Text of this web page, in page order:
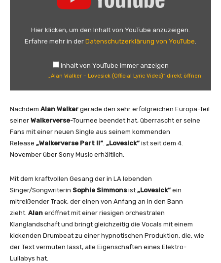
–
L
o
v
e
Hier klicken, um den Inhalt von YouTube anzuzeigen.
Erfahre mehr in der Datenschutzerklärung von YouTube.
Inhalt von YouTube immer anzeigen
„Alan Walker – Lovesick (Official Lyric Video)“ direkt öffnen
Nachdem Alan Walker gerade den sehr erfolgreichen Europa-Teil
seiner Walkerverse-Tournee beendet hat, überrascht er seine
Fans mit einer neuen Single aus seinem kommenden
Release „Walkerverse Part II“. „Lovesick“ ist seit dem 4.
November über Sony Music erhältlich.
Mit dem kraftvollen Gesang der in LA lebenden
Singer/Songwriterin Sophie Simmonsist „Lovesick“ ein
mitreißender Track, der einen von Anfang an in den Bann
zieht. Alan eröffnet mit einer riesigen orchestralen
Klanglandschaft und bringt gleichzeitig die Vocals mit einem
kickenden Drumbeat zu einer hypnotischen Produktion, die, wie
der Text vermuten lässt, alle Eigenschaften eines Elektro-
Lullabys hat.